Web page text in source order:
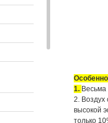
1.
2.
высокой
только